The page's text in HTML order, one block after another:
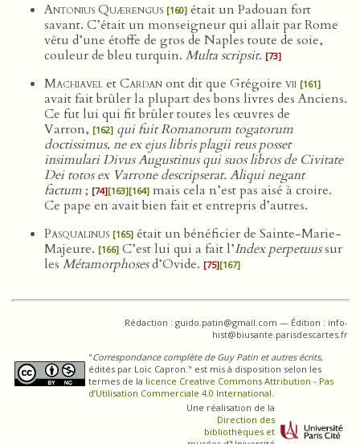
Antonius Quærengus [160] était un Padouan fort
savant. C’était un monseigneur qui allait par Rome
vêtu d’une étoffe de gros de Naples toute de soie,
couleur de bleu turquin. Multa scripsit. [73]
MachiaveletCardanont dit que Grégoire vii [161]
avait fait brûler la plupart des bons livres des Anciens.
Ce fut lui qui fit brûler toutes les œuvres de
Varron, [162] qui fuit Romanorum togatorum
doctissimus, ne ex ejus libris plagii reus posset
insimulari Divus Augustinus qui suos libros de Civitate
Dei totos ex Varrone descripserat. Aliqui negant
factum; [74][163][164] mais cela n’est pas aisé à croire.
Ce pape en avait bien fait et entrepris d’autres.
Pasqualinus [165] était un bénéficier de Sainte-Marie-
Majeure. [166] C’est lui qui a fait l’Index perpetuussur
les Métamorphosesd’Ovide. [75][167]
Rédaction : guido.patin@gmail.com — Édition : info-
hist@biusante.parisdescartes.fr
"Correspondance complète de Guy Patin et autres écrits,
édités par Loïc Capron." est mis à disposition selon les
termes de la licence Creative Commons Attribution - Pas
d’Utilisation Commerciale 4.0 International.
Une réalisation de la
Direction des
bibliothèques et